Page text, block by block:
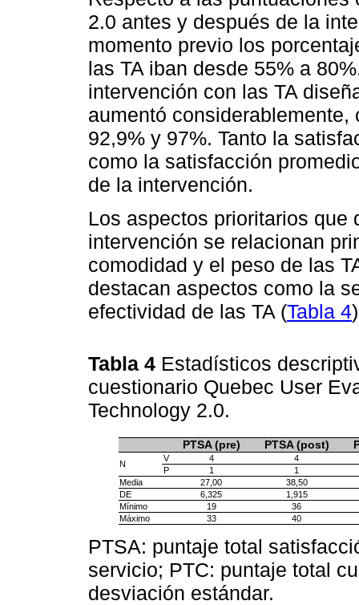
2.0 antes y después de la
momento previo los
las TA iban desde 55% a
intervención con las TA
aumentó
92,9% y 97%. Tanto la
como la satisfacción
de la intervención.
Los aspectos prioritarios
intervención se relacionan
comodidad y el peso de las
destacan aspectos como la
efectividad de las TA (Tabla 4
Tabla 4 Estadísticos
cuestionario Quebec User
Technology 2.0.
PTSA (pre) PTSA (post)
N
V 4
4
P
1
1
Media
27,00
38,50
DE
6,325
1,915
Mínimo
19
36
Máximo
33 40
PTSA: puntaje total
servicio; PTC: puntaje total
desviación estándar.